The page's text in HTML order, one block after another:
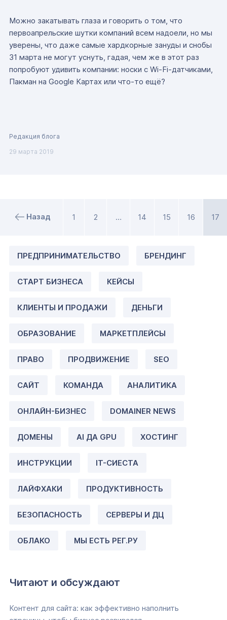
Можно закатывать глаза и говорить о том, что
первоапрельские шутки компаний всем надоели, но мы
уверены, что даже самые хардкорные зануды и снобы
31 марта не могут уснуть, гадая, чем же в этот раз
попробуют удивить компании: носки с Wi-Fi-датчиками,
Пакман на Google Картах или что-то ещё?
Редакция блога
29 марта 2019
Назад 1 2 … 14 15 16 17
ПРЕДПРИНИМАТЕЛЬСТВО БРЕНДИНГ
СТАРТ БИЗНЕСА КЕЙСЫ
КЛИЕНТЫ И ПРОДАЖИ ДЕНЬГИ
ОБРАЗОВАНИЕ МАРКЕТПЛЕЙСЫ
ПРАВО ПРОДВИЖЕНИЕ SEO
САЙТ КОМАНДА АНАЛИТИКА
ОНЛАЙН-БИЗНЕС DOMAINER NEWS
ДОМЕНЫ AI ДА GPU ХОСТИНГ
ИНСТРУКЦИИ IT-СИЕСТА
ЛАЙФХАКИ ПРОДУКТИВНОСТЬ
БЕЗОПАСНОСТЬ СЕРВЕРЫ И ДЦ
ОБЛАКО МЫ ЕСТЬ РЕГ.РУ
Читают и обсуждают
Контент для сайта: как эффективно наполнить